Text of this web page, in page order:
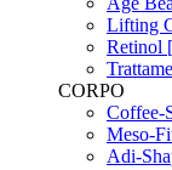
Lifting
Retinol
CORPO
Coffee-
Meso-
Adi-